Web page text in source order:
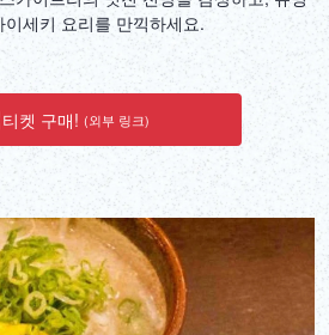
세키 요리를 만끽하세요.
티켓 구매! (외부 링크)